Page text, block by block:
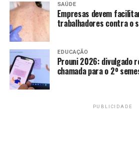
cabeça, sudorese
calafrios, pode ter
malária”.
Quase todos os casos registrados
por duas espécies de Plasmodium,
SAÚDE
Empresas devem
trabalhadores contra o
EDUCAÇÃO
Prouni 2026: divulgado
chamada para o 2º
PUBLICIDADE